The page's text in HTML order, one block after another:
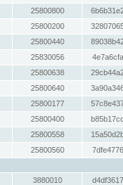
25800800
25800200
25800440
25830056
25800638
25800640
25800177
25800400
25800558
25800560
3880010